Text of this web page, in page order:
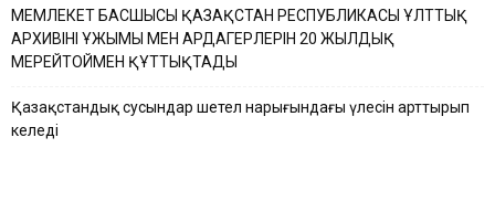
МЕМЛЕКЕТ БАСШЫСЫ ҚАЗАҚСТАН РЕСПУБЛИКАСЫ ҰЛТТЫҚ
АРХИВІНІҢ ҰЖЫМЫ МЕН АРДАГЕРЛЕРІН 20 ЖЫЛДЫҚ
МЕРЕЙТОЙМЕН ҚҰТТЫҚТАДЫ
Қазақстандық сусындар шетел нарығындағы үлесін арттырып
келеді